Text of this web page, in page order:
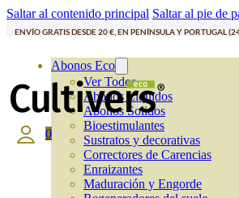
Saltar al contenido principal Saltar al pie de
ENVÍO GRATIS DESDE 20 €, EN PENÍNSULA Y PORTUGAL
Abonos Eco
Ver Todos
Abonos Líquidos
Abonos Solidos
Bioestimulantes
Sustratos y decorativas
Correctores de Carencias
Enraizantes
Maduración y Engorde
0